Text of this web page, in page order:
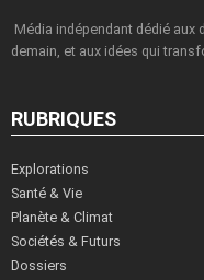
Média indépendant dédié aux
demain, et aux idées qui
RUBRIQUES
Explorations
Santé & Vie
Planète & Climat
Sociétés & Futurs
Dossiers